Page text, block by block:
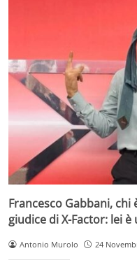
Francesco Gabbani,
giudice di X-Factor: lei
Antonio Murolo 24